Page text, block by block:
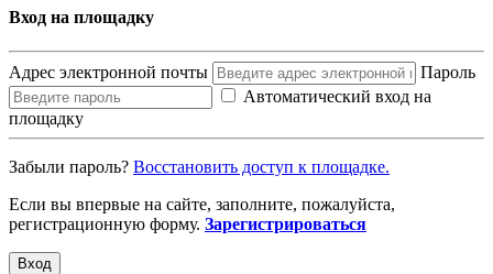
Вход на площадку
Адрес электронной почты
Пароль
Автоматический вход на
площадку
Забыли пароль? Восcтановить доступ к площадке.
Если вы впервые на сайте, заполните, пожалуйста,
регистрационную форму. Зарегистрироваться
Вход